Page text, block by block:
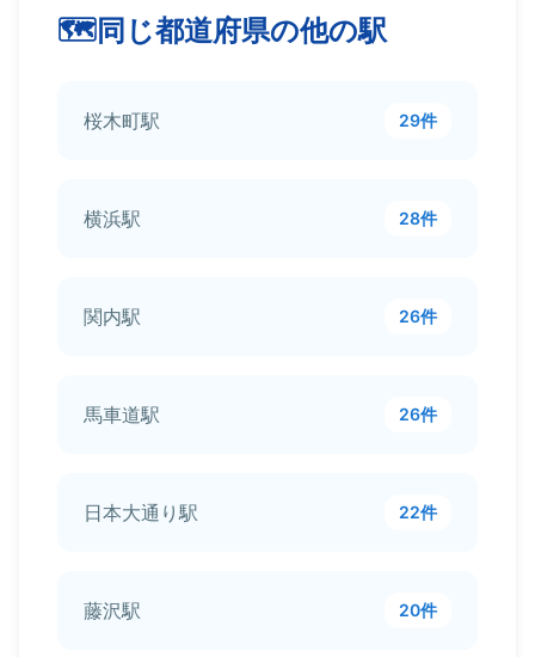
同じ都道府県の他の駅
桜木町駅 29件
横浜駅 28件
関内駅 26件
馬車道駅 26件
日本大通り駅 22件
藤沢駅 20件